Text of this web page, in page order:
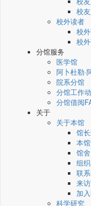
校
校外读者
校
校
分馆服务
医学馆
阿卜杜勒·
院系分馆
分馆工作
分馆借阅
关于
关于本馆
馆
本
馆
组
联
来
加
科学研究